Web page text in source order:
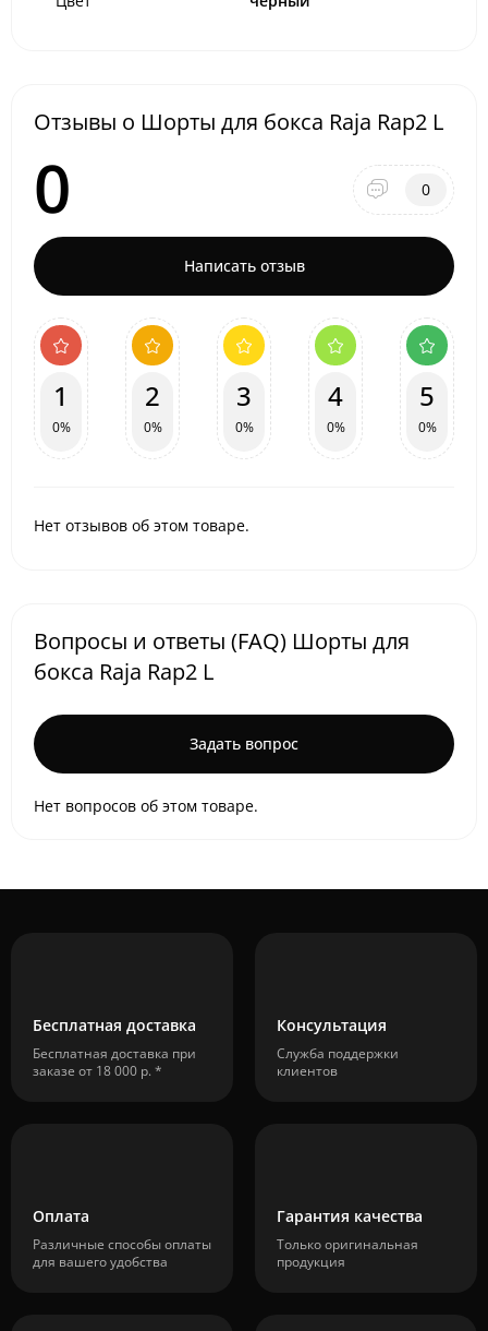
Отзывы о Шорты для бокса Raja Rap2 L
0 0
Написать отзыв
1
0%
2
0%
3
0%
4
0%
5
0%
Нет отзывов об этом товаре.
Вопросы и ответы (FAQ) Шорты для
бокса Raja Rap2 L
Задать вопрос
Нет вопросов об этом товаре.
Бесплатная доставка
Бесплатная доставка при
заказе от 18 000 р. *
Консультация
Служба поддержки
клиентов
Оплата
Различные способы оплаты
для вашего удобства
Гарантия качества
Только оригинальная
продукция